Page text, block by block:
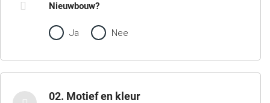
Nieuwbouw?
Ja Nee
02. Motief en kleur